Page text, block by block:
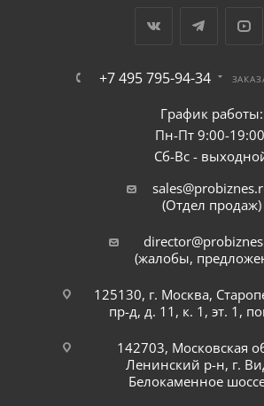
+7 495 795-94-34
График работы:
Пн-Пт 9:00-
Сб-Вс -
(Отдел продаж)
(жалобы,
125130, г. Москва,
пр-д, д. 11, к. 1, эт. 1,
142703, Московская
Ленинский р-н, г.
Белокаменное